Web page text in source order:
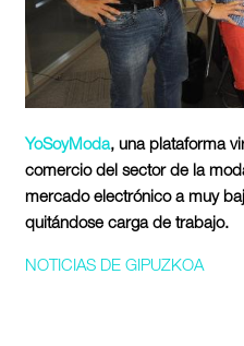
YoSoyModa, una plataforma
comercio del sector de la
mercado electrónico a muy
quitándose carga de trabajo.
NOTICIAS DE GIPUZKOA